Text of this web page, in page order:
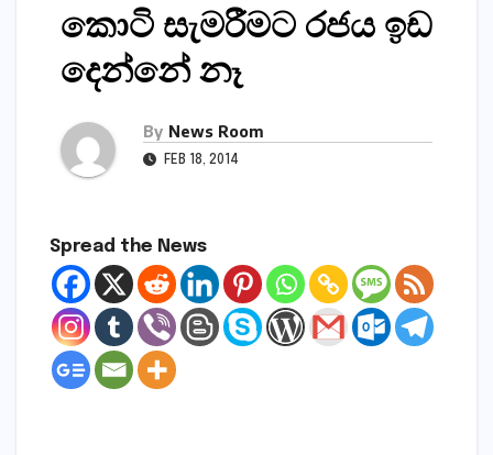
කොටි සැමරීමට රජය ඉඩ
දෙන්නේ නෑ
By News Room
FEB 18, 2014
Spread the News